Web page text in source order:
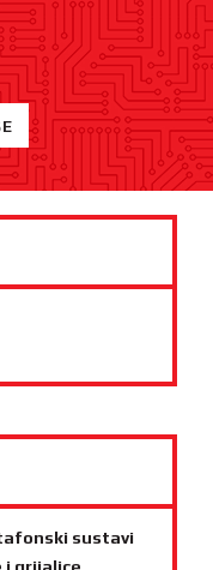
sustavi
i grijalice